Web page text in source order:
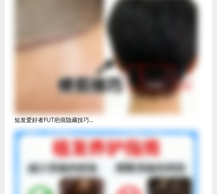
短发爱好者FUT疤痕隐藏技巧...